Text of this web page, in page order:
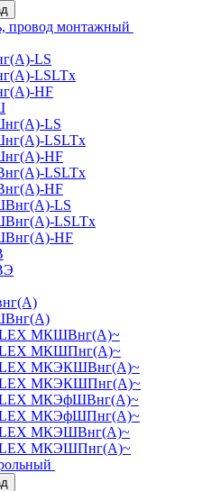
провод монтажный
LS
LSLTx
HF
LS
LSLTx
HF
LSLTx
HF
LS
LSLTx
HF
МКШВнг(А)~
МКШПнг(А)~
МКЭКШВнг(А)~
МКЭКШПнг(А)~
МКЭфШВнг(А)~
МКЭфШПнг(А)~
МКЭШВнг(А)~
МКЭШПнг(А)~